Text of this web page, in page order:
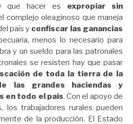
que hacer es expropiar sin
complejo oleaginoso que maneja
país y confiscar las ganancias
menos lo necesario para
y un sueldo para las patronales
se resisten hay que pasar
de toda la tierra de la
las grandes haciendas y
en todo el país. Con el apoyo de
los trabajadores rurales pueden
de la producción. El Estado